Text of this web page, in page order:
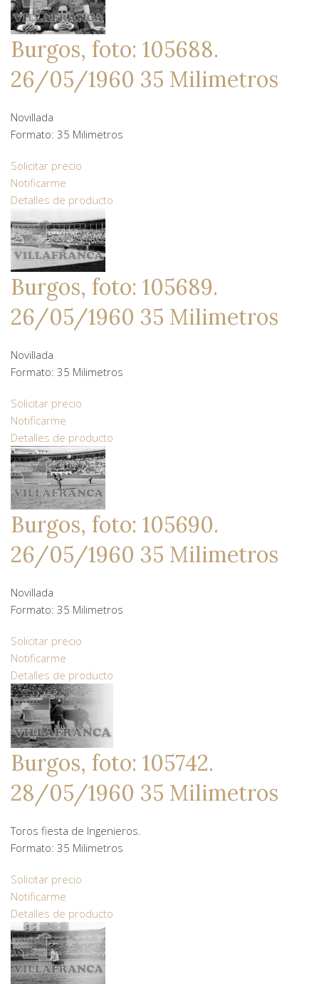
Burgos, foto: 105688.
26/05/1960 35 Milimetros
Novillada
Formato: 35 Milimetros
Solicitar precio
Notificarme
Detalles de producto
Burgos, foto: 105689.
26/05/1960 35 Milimetros
Novillada
Formato: 35 Milimetros
Solicitar precio
Notificarme
Detalles de producto
Burgos, foto: 105690.
26/05/1960 35 Milimetros
Novillada
Formato: 35 Milimetros
Solicitar precio
Notificarme
Detalles de producto
Burgos, foto: 105742.
28/05/1960 35 Milimetros
Toros fiesta de Ingenieros.
Formato: 35 Milimetros
Solicitar precio
Notificarme
Detalles de producto